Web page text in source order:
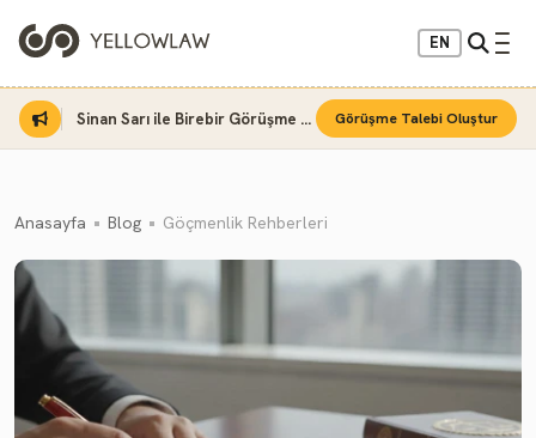
EN
Sinan Sarı ile Birebir Görüşme Fırsatı Görüşme Talebi Oluştur
Anasayfa Blog Göçmenlik Rehberleri